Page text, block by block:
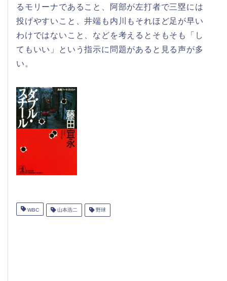
るモリーナであること、阿部が左打者で三塁には
投げやすいこと、井端も内川もそれほど足が早い
わけではないこと、などを考えるとそもそも「し
てもいい」という指示に問題があると見る声が多
い。
WBC 山本浩二 野球